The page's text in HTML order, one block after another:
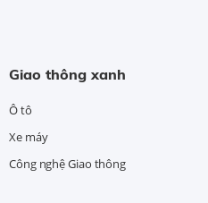
Giao thông xanh
Ô tô
Xe máy
Công nghệ Giao thông